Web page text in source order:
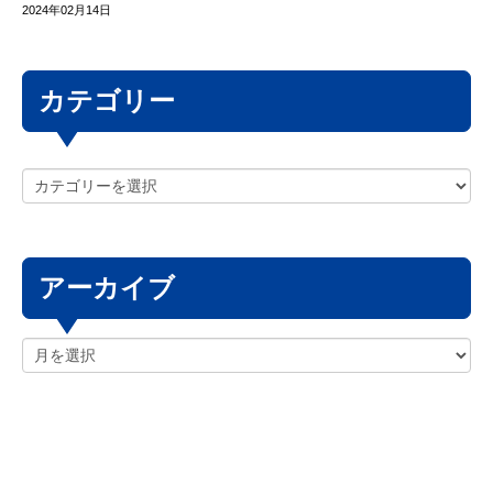
2024年02月14日
カテゴリー
アーカイブ